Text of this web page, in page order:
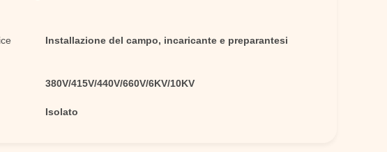
Installazione del campo, incaricante e preparantesi
380V/415V/440V/660V/6KV/10KV
Isolato